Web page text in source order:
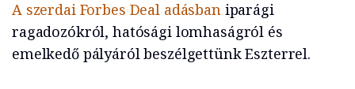
A szerdai Forbes Deal adásbaniparági
ragadozókról, hatósági lomhaságról és
emelkedő pályáról beszélgettünk Eszterrel.